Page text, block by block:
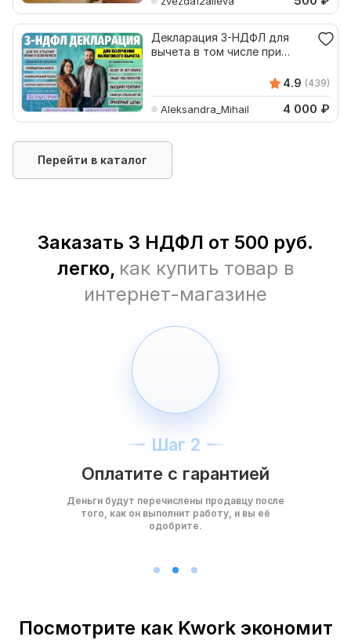
Декларация 3-НДФЛ для
вычета в том числе при
4.9 (439)
Aleksandra_Mihail 4 000 ₽
Перейти в каталог
Заказать 3 НДФЛ от 500 руб.
легко, как купить товар в
интернет-магазине
Шаг 2
Оплатите с гарантией
Деньги будут перечислены продавцу после
того, как он выполнит работу, и вы её
одобрите.
Посмотрите как Kwork экономит